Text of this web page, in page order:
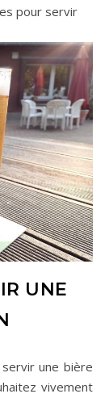
pour servir
UNE
une bière
vivement